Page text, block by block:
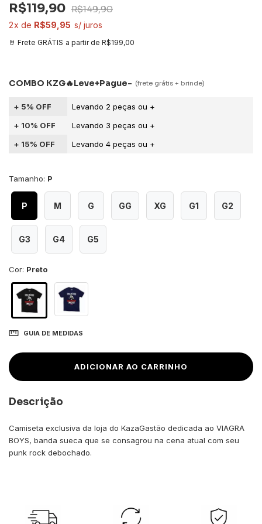
R$119,90 R$149,90
2 R$59,95
a partir de R$199,00
5% OFF
10% OFF
15% OFF
Tamanho: P
P M G GG XG G1 G2
G3 G4 G5
Cor: Preto
GUIA DE MEDIDAS
Descrição
Camiseta exclusiva da loja do KazaGastão dedicada ao VIAGRA
BOYS, banda sueca que se consagrou na cena atual com seu
punk rock debochado.